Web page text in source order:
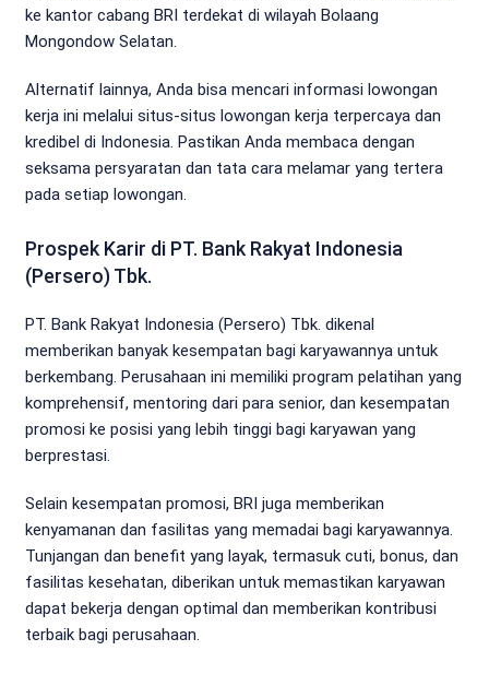
ke kantor cabang BRI terdekat di wilayah Bolaang
Mongondow Selatan.
Alternatif lainnya, Anda bisa mencari informasi lowongan
kerja ini melalui situs-situs lowongan kerja terpercaya dan
kredibel di Indonesia. Pastikan Anda membaca dengan
seksama persyaratan dan tata cara melamar yang tertera
pada setiap lowongan.
Prospek Karir di PT. Bank Rakyat Indonesia
(Persero) Tbk.
PT. Bank Rakyat Indonesia (Persero) Tbk. dikenal
memberikan banyak kesempatan bagi karyawannya untuk
berkembang. Perusahaan ini memiliki program pelatihan yang
komprehensif, mentoring dari para senior, dan kesempatan
promosi ke posisi yang lebih tinggi bagi karyawan yang
berprestasi.
Selain kesempatan promosi, BRI juga memberikan
kenyamanan dan fasilitas yang memadai bagi karyawannya.
Tunjangan dan benefit yang layak, termasuk cuti, bonus, dan
fasilitas kesehatan, diberikan untuk memastikan karyawan
dapat bekerja dengan optimal dan memberikan kontribusi
terbaik bagi perusahaan.